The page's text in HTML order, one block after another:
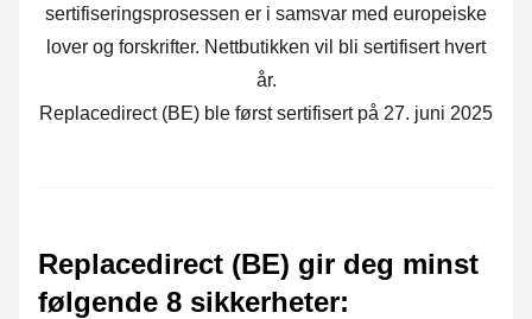
sertifiseringsprosessen er i samsvar med europeiske
lover og forskrifter. Nettbutikken vil bli sertifisert hvert
år.
Replacedirect (BE) ble først sertifisert på 27. juni 2025
Replacedirect (BE) gir deg minst
følgende 8 sikkerheter: